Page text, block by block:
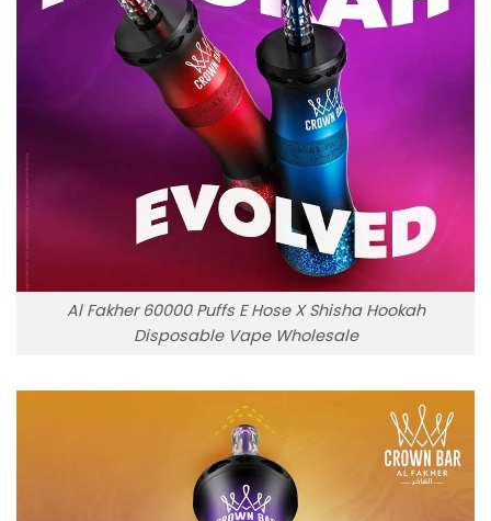
Al Fakher 60000 Puffs E Hose X Shisha Hookah
Disposable Vape Wholesale